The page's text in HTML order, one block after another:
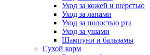
Уход за кожей и шерстью
Уход за лапами
Уход за полостью рта
Уход за ушами
Шампуни и бальзамы
Сухой корм